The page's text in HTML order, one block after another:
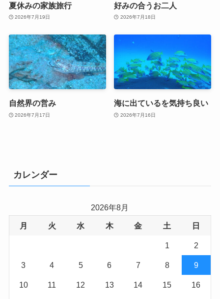
夏休みの家族旅行
2026年7月19日
好みの合うお二人
2026年7月18日
自然界の営み
2026年7月17日
海に出ているを気持ち良い
2026年7月16日
カレンダー
2026年8月
月 火 水 木 金 土 日
1 2
3 4 5 6 7 8 9
10 11 12 13 14 15 16